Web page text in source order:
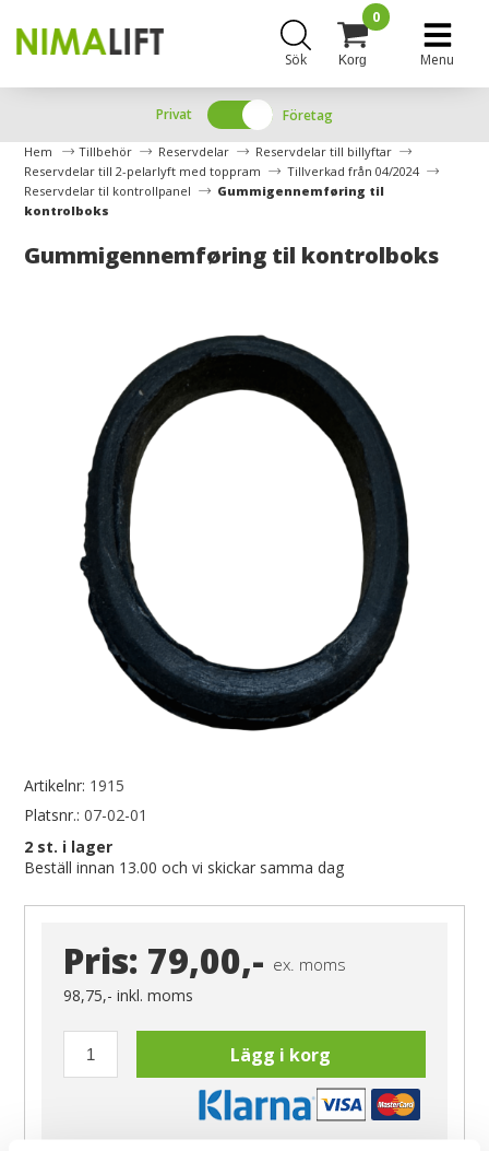
Sök Korg
0
Menu
Privat Företag
Hem Tillbehör Reservdelar
Reservdelar till billyftar
Reservdelar till 2-pelarlyft med toppram
Tillverkad från 04/2024
Reservdelar til kontrollpanel
Gummigennemføring til
kontrolboks
Gummigennemføring til kontrolboks
Artikelnr: 1915
Platsnr.: 07-02-01
2 st. i lager
Beställ innan 13.00 och vi skickar samma dag
Pris: 79,00,- ex. moms
98,75,-inkl. moms
Lägg i korg